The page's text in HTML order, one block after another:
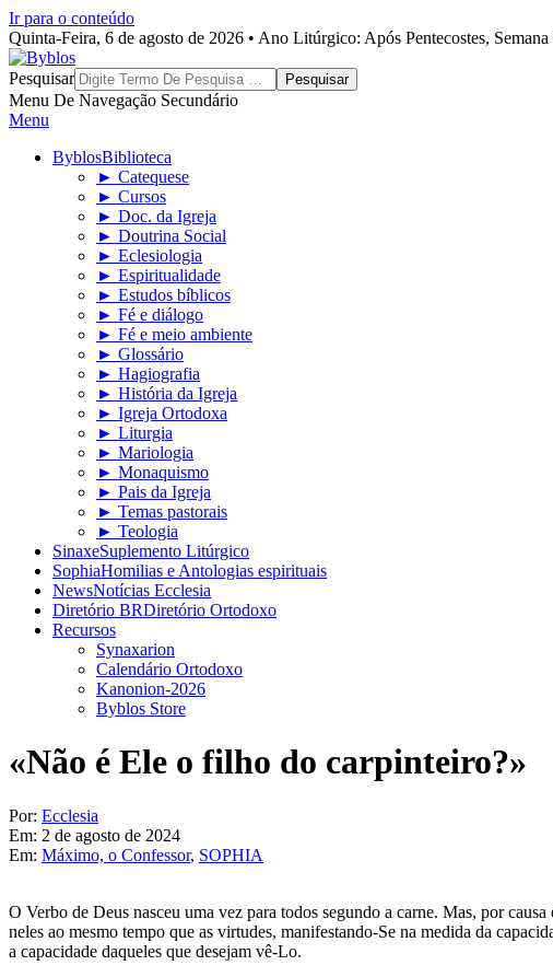
Ir para o conteúdo
Quinta-Feira, 6 de agosto de 2026 • Ano Litúrgico: Após Pentecostes,
Byblos
Pesquisar
Menu De Navegação Secundário
Menu
ByblosBiblioteca
► Catequese
► Cursos
► Doc. da Igreja
► Doutrina Social
► Eclesiologia
► Espiritualidade
► Estudos bíblicos
► Fé e diálogo
► Fé e meio ambiente
► Glossário
► Hagiografia
► História da Igreja
► Igreja Ortodoxa
► Liturgia
► Mariologia
► Monaquismo
► Pais da Igreja
► Temas pastorais
► Teologia
SinaxeSuplemento Litúrgico
SophiaHomilias e Antologias espirituais
NewsNotícias Ecclesia
Diretório BRDiretório Ortodoxo
Recursos
Synaxarion
Calendário Ortodoxo
Kanonion-2026
Byblos Store
«Não é Ele o filho do carpinteiro?»
Por: Ecclesia
Em: 2 de agosto de 2024
Em: Máximo, o Confessor, SOPHIA
O Verbo de Deus nasceu uma vez para todos segundo a carne. Mas, por
neles ao mesmo tempo que as virtudes, manifestando-Se na medida da
a capacidade daqueles que desejam vê-Lo.